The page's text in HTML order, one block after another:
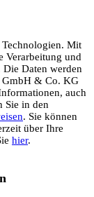
Technologien. Mit
Verarbeitung und
Daten werden
GmbH & Co. KG
auch
Sie in den
. Sie können
über Ihre
hier.